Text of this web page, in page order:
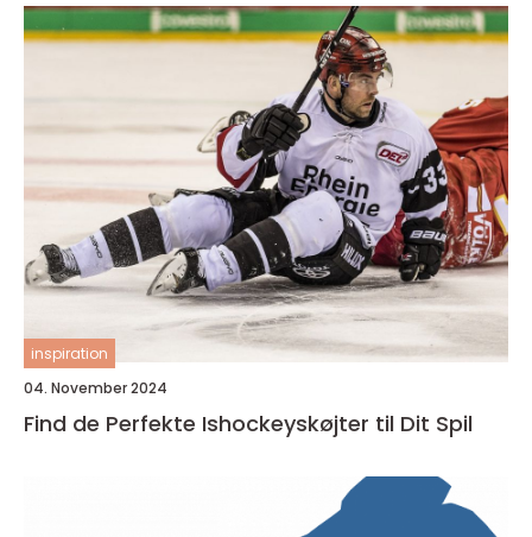
inspiration
04. November 2024
Find de Perfekte Ishockeyskøjter til Dit Spil